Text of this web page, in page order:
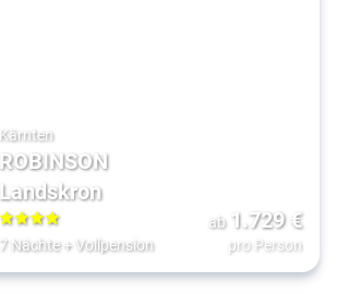
Kärnten
ROBINSON
Landskron
4
7 Nächte+ Vollpension
ab 1.729€
pro Person